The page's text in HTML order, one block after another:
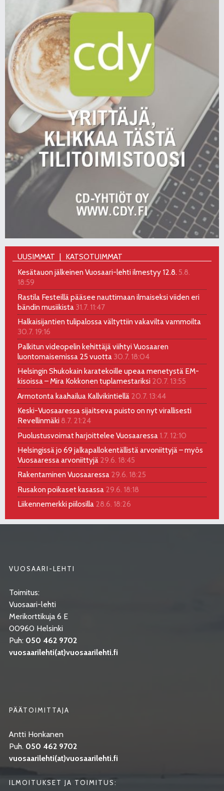
UUSIMMAT
KATSOTUIMMAT
Kesätauon jälkeinen Vuosaari-lehti ilmestyy 12.8. 5.8.
18:59
Rastila Festeillä pääsee nauttimaan ilmaiseksi viiden eri
bändin musiikista 31.7. 11:47
Halkaisijantien tulipalossa vältyttiin vakavilta vammoilta
30.7. 19:16
Palkitun videopelin kehittäjä viihtyi Vuosaaren
luontomaisemissa 25 vuotta 30.7. 18:04
Helsingin Shukokain karatekoille upeaa menetystä EM-
kisoissa – Mira Kokkonen tuplamestariksi 20.7. 13:55
Armotonta kaahailua Kallvikintiellä 20.7. 13:44
Keski-Vuosaaressa sijaitseva puisto on nyt virallisesti
Revellinmäki 8.7. 21:24
Puolustusvoimat harjoittelee Vuosaaressa 1.7. 12:10
Helsingissä jo 69 jalkapallokentällistä arvoniittyjä – myös
Vuosaaressa arvoniittyjä 29.6. 18:45
Rakentaminen Vuosaaressa 29.6. 18:25
Rusakon poikaset kasassa 29.6. 18:18
Liikennemerkki piilosilla 28.6. 18:26
VUOSAARI-LEHTI
Toimitus:
Vuosaari-lehti
Merikorttikuja 6 E
00960 Helsinki
Puh: 050 462 9702
vuosaarilehti(at)vuosaarilehti.fi
PÄÄTOIMITTAJA
Antti Honkanen
Puh. 050 462 9702
vuosaarilehti(at)vuosaarilehti.fi
ILMOITUKSET JA TOIMITUS: